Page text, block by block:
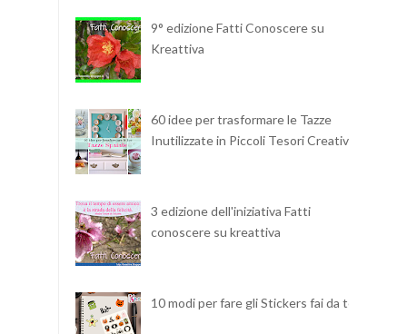
9° edizione Fatti Conoscere su
Kreattiva
60 idee per trasformare le Tazze
Inutilizzate in Piccoli Tesori Creativi
3 edizione dell'iniziativa Fatti
conoscere su kreattiva
10 modi per fare gli Stickers fai da te